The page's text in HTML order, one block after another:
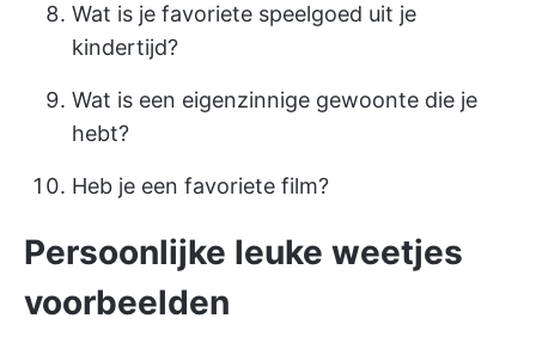
Wat is je favoriete speelgoed uit je
kindertijd?
Wat is een eigenzinnige gewoonte die je
hebt?
Heb je een favoriete film?
Persoonlijke leuke weetjes
voorbeelden